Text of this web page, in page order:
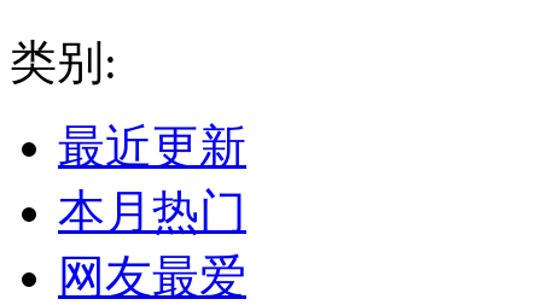
类别:
最近更新
本月热门
网友最爱